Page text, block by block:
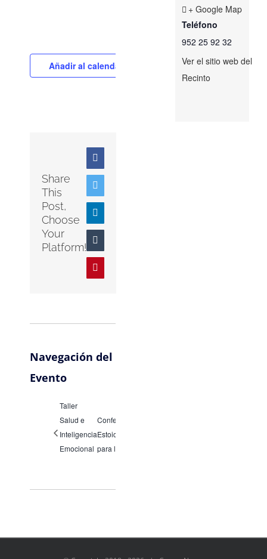
Añadir al calendario
Share
This
Post,
Choose
Your
Platform!
Navegación del
Evento
Taller
Salud e
Inteligencia
Emocional
Conferencia:
Estoicismo
para la vida
+ Google Map
Teléfono
952 25 92 32
Ver el sitio web del
Recinto